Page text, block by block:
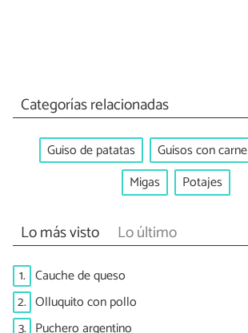
Categorías relacionadas
Guiso de patatas Guisos con carne
Migas
Potajes
Lo más visto Lo último
1. Cauche de queso
2. Olluquito con pollo